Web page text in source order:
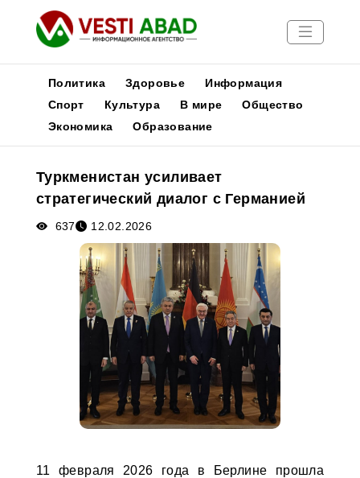
Новости
Медиа
Афиша
Политика Здоровье
Информация
Спорт
Культура В мире
Общество
Экономика
Образование
Туркменистан усиливает
стратегический диалог с Германией
637 12.02.2026
11 февраля 2026 года в Берлине прошла